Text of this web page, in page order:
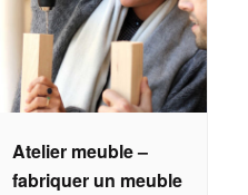
Atelier meuble –
fabriquer un meuble